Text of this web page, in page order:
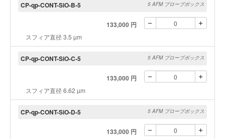
CP-qp-CONT-SiO-B-5 5 AFM プローブボックス
133,000 円
スフィア直径 3.5 µm
CP-qp-CONT-SiO-C-5 5 AFM プローブボックス
133,000 円
スフィア直径 6.62 µm
CP-qp-CONT-SiO-D-5 5 AFM プローブボックス
133,000 円